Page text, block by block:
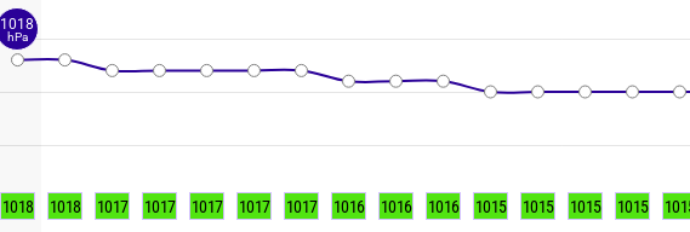
1018 1018 1017 1017 1017 1017 1017 1016 1016 1016 1015 1015 1015 1015
1018
hPa